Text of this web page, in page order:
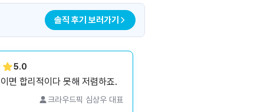
솔직 후기 보러가기
5.0
면 합리적이다 못해 저렴하죠.
크라우드픽 심상우 대표